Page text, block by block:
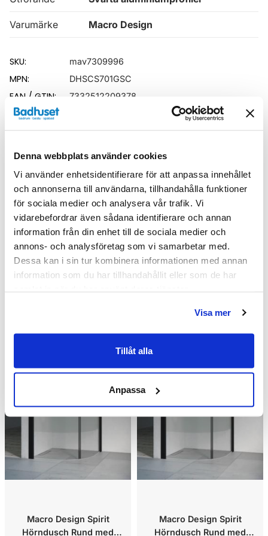
Denna webbplats använder cookies
Vi använder enhetsidentifierare för att anpassa innehållet
och annonserna till användarna, tillhandahålla funktioner
för sociala medier och analysera vår trafik. Vi
vidarebefordrar även sådana identifierare och annan
information från din enhet till de sociala medier och
annons- och analysföretag som vi samarbetar med.
Dessa kan i sin tur kombinera informationen med annan
information som du har tillhandahållit eller som de har
Visa mer
Tillåt alla
Anpassa
Varumärke Macro Design
SKU: mav7309996
MPN: DHSCS701GSC
EAN / GTIN: 7332512209378
Duschar /Duschhörna
Duschar
Liknande produkter
Macro Design Spirit
Hörndusch Rund med
Macro Design Spirit
Hörndusch Rund med